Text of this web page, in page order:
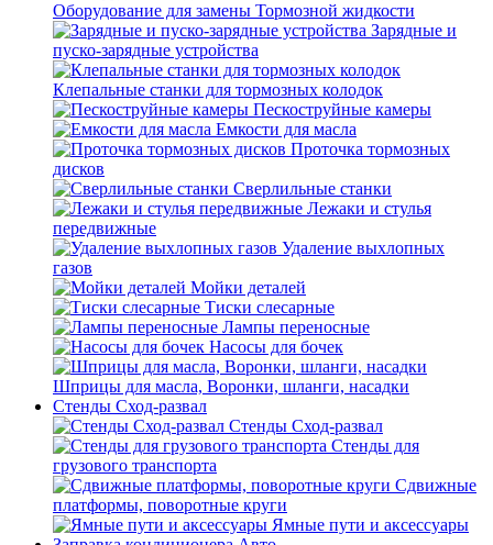
Оборудование для замены Тормозной жидкости
Зарядные и
пуско-зарядные устройства
Клепальные станки для тормозных колодок
Пескоструйные камеры
Емкости для масла
Проточка тормозных
дисков
Сверлильные станки
Лежаки и стулья
передвижные
Удаление выхлопных
газов
Мойки деталей
Тиски слесарные
Лампы переносные
Насосы для бочек
Шприцы для масла, Воронки, шланги, насадки
Стенды Сход-развал
Стенды Сход-развал
Стенды для
грузового транспорта
Сдвижные
платформы, поворотные круги
Ямные пути и аксессуары